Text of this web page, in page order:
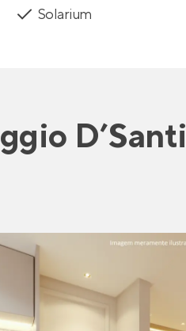
Solarium
D’Santi